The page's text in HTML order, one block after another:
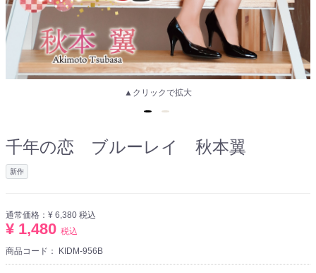
▲クリックで拡大
千年の恋 ブルーレイ 秋本翼
新作
通常価格： ¥ 6,380 税込
¥ 1,480 税込
商品コード： KIDM-956B